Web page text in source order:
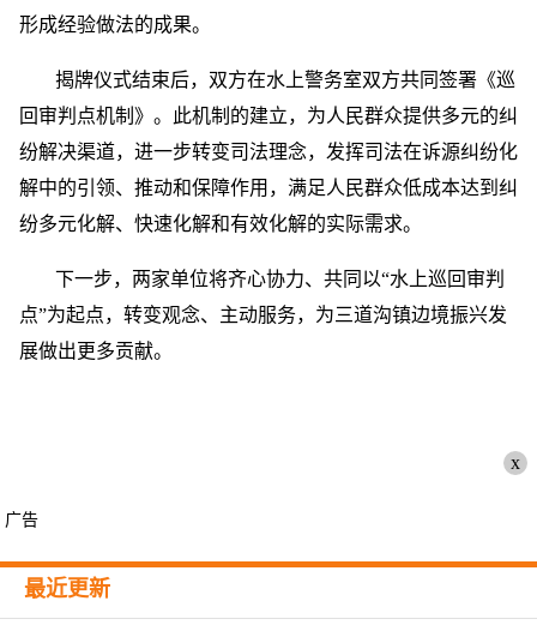
形成经验做法的成果。
揭牌仪式结束后，双方在水上警务室双方共同签署《巡
回审判点机制》。此机制的建立，为人民群众提供多元的纠
纷解决渠道，进一步转变司法理念，发挥司法在诉源纠纷化
解中的引领、推动和保障作用，满足人民群众低成本达到纠
纷多元化解、快速化解和有效化解的实际需求。
下一步，两家单位将齐心协力、共同以“水上巡回审判
点”为起点，转变观念、主动服务，为三道沟镇边境振兴发
展做出更多贡献。
x
广告
最近更新